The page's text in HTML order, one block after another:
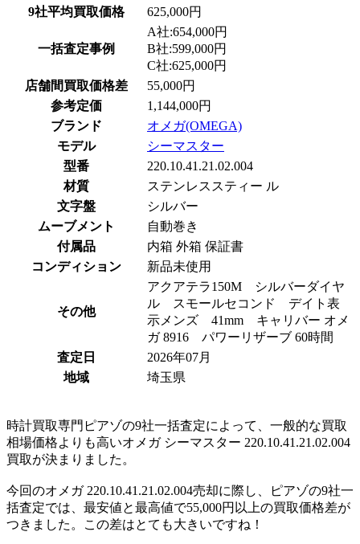
9社平均買取価格 625,000円
一括査定事例
A社:654,000円
B社:599,000円
C社:625,000円
店舗間買取価格差
55,000円
参考定価
1,144,000円
ブランド
オメガ(OMEGA)
モデル
シーマスター
型番
220.10.41.21.02.004
材質
ステンレススティー ル
文字盤
シルバー
ムーブメント
自動巻き
付属品
内箱 外箱 保証書
コンディション
新品未使用
その他
アクアテラ150M シルバーダイヤ
ル スモールセコンド デイト表
示メンズ 41mm キャリバ ー オメ
ガ 891 6 パワーリザー ブ 60時 間
査定日
2026年07月
地域
埼玉県
時計買取専門ピアゾの9社一括査定によって、一般的な買取
相場価格よりも高いオメガ シーマスター 220.10.41.21.02.004
買取が決まりました。
今回のオメガ 220.10.41.21.02.004売却に際し、ピアゾの9社一
括査定では、最安値と最高値で55,000円以上の買取価格差が
つきました。この差はとても大きいですね！